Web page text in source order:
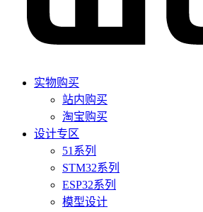
实物购买
站内购买
淘宝购买
设计专区
51系列
STM32系列
ESP32系列
模型设计